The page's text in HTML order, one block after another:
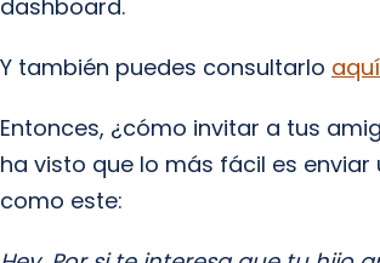
dashboard.
Y también puedes consultarlo aquí
Entonces, ¿cómo invitar a tus
ha visto que lo más fácil es enviar
como este: